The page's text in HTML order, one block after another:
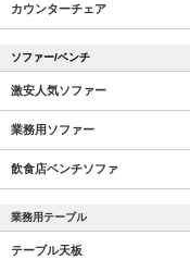
カウンターチェア
ソファー/ベンチ
激安人気ソファー
業務用ソファー
飲食店ベンチソファ
業務用テーブル
テーブル天板